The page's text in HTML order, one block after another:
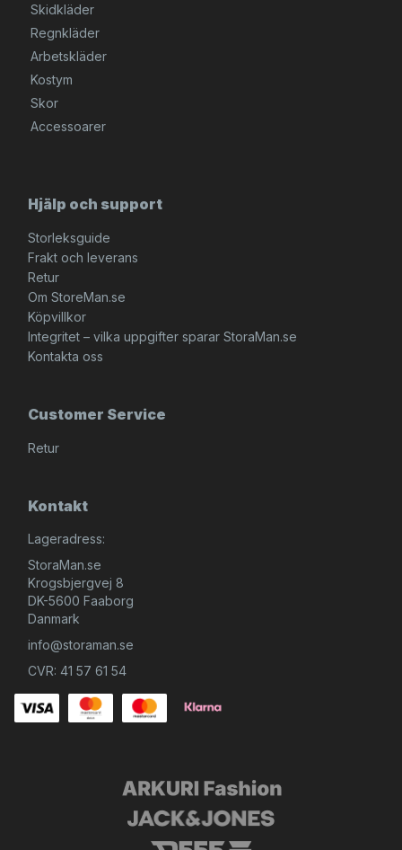
Skidkläder
Regnkläder
Arbetskläder
Kostym
Skor
Accessoarer
Hjälp och support
Storleksguide
Frakt och leverans
Retur
Om StoreMan.se
Köpvillkor
Integritet – vilka uppgifter sparar StoraMan.se
Kontakta oss
Customer Service
Retur
Kontakt
Lageradress:
StoraMan.se
Krogsbjergvej 8
DK-5600 Faaborg
Danmark
info@storaman.se
CVR: 41 57 61 54